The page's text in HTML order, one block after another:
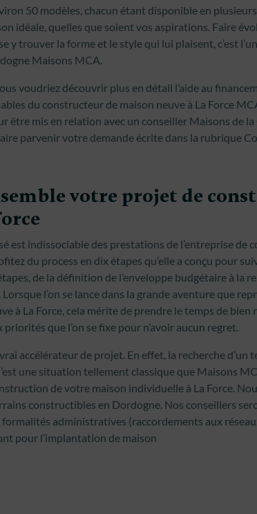
50 modèles, chacun étant disponible en
idéale, quelles que soient vos aspirations. Faire
y trouver la forme et le style qui lui plaisent, c’est
Maisons MCA.
voudriez découvrir plus en détail l’aide au
du constructeur de maison neuve à La Force
être mis en relation avec un conseiller Maisons de
parvenir votre demande écrite dans la rubrique
votre projet de
est indissociable des prestations de l’entreprise de
du process en dix étapes qu’elle a conçu pour
de la définition de l’enveloppe budgétaire à la
l’on se lance dans la grande aventure que
à La Force, cela mérite de prendre le temps de
que l’on se fixe pour n’avoir aucun regret.
accélérateur de projet. En effet, la recherche d’un
une situation tellement classique que Maisons
de votre maison individuelle à La Force.
constructibles en Dordogne. Nos conseillers
administratives (raccordements aux
pour l’implantation de maison